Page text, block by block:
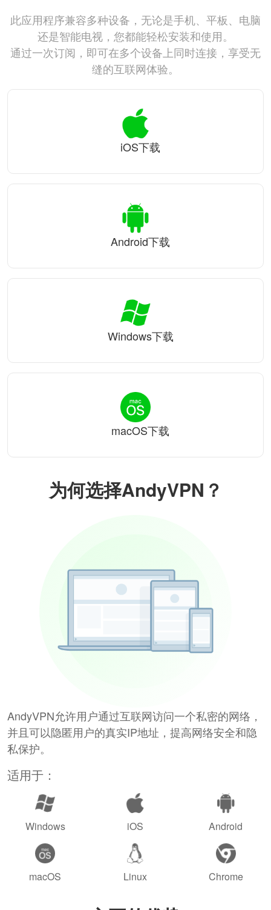
为何选择AndyVPN？
AndyVPN允许用户通过互联网访问一个私密的网络，
并且可以隐匿用户的真实IP地址，提高网络安全和隐
私保护。
适用于：
Windows iOS Android
macOS Linux Chrome
此应用程序兼容多种设备，无论是手机、平板、电脑
还是智能电视，您都能轻松安装和使用。
通过一次订阅，即可在多个设备上同时连接，享受无
缝的互联网体验。
iOS下载
Android下载
Windows下载
macOS下载